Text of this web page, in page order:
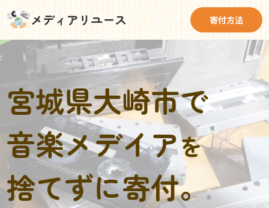
メディアリユース 寄付方法
宮城県大崎市で
音楽メデイアを
捨てずに寄付。